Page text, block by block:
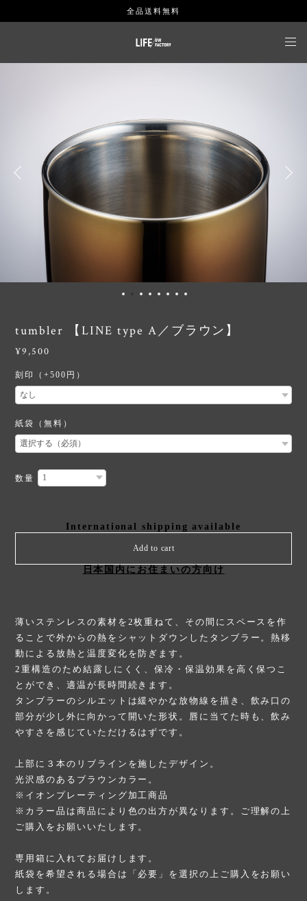
全品送料無料
tumbler 【LINE type A／ブラウン】
¥9,500
刻印（+500円）
紙袋（無料）
数量
International shipping available
Add to cart
日本国内にお住まいの方向け
薄いステンレスの素材を2枚重ねて、その間にスペースを作
ることで外からの熱をシャットダウンしたタンブラー。熱移
動による放熱と温度変化を防ぎます。
2重構造のため結露しにくく、保冷・保温効果を高く保つこ
とができ、適温が長時間続きます。
タンブラーのシルエットは緩やかな放物線を描き、飲み口の
部分が少し外に向かって開いた形状。唇に当てた時も、飲み
やすさを感じていただけるはずです。
上部に３本のリブラインを施したデザイン。
光沢感のあるブラウンカラー。
※イオンプレーティング加工商品
※カラー品は商品により色の出方が異なります。ご理解の上
ご購入をお願いいたします。
専用箱に入れてお届けします。
紙袋を希望される場合は「必要」を選択の上ご購入をお願い
します。